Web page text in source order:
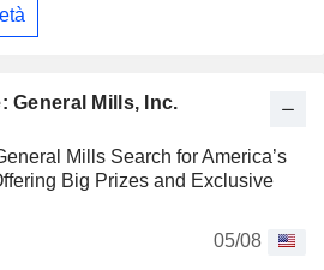
General Mills, Inc.
Mills Search for America’s
Big Prizes and Exclusive
05/08